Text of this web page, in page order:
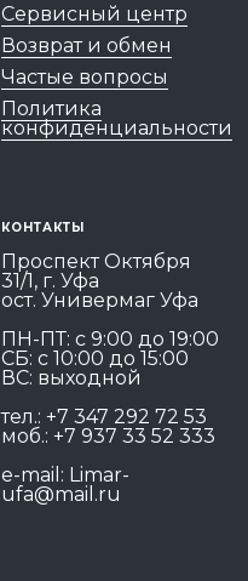
Сервисный центр
Возврат и обмен
Частые вопросы
Политика
конфиденциальности
КОНТАКТЫ
Проспект Октября
31/1, г. Уфа
ост. Универмаг Уфа
ПН-ПТ: c 9:00 до 19:00
СБ: с 10:00 до 15:00
ВС: выходной
тел.: +7 347 292 72 53
моб.: +7 937 33 52 333
e-mail: Limar-
ufa@mail.ru